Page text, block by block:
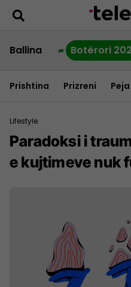
Ballina Botërori
Prishtina Prizreni Peja
Lifestyle
Paradoksi i
e kujtimeve nuk